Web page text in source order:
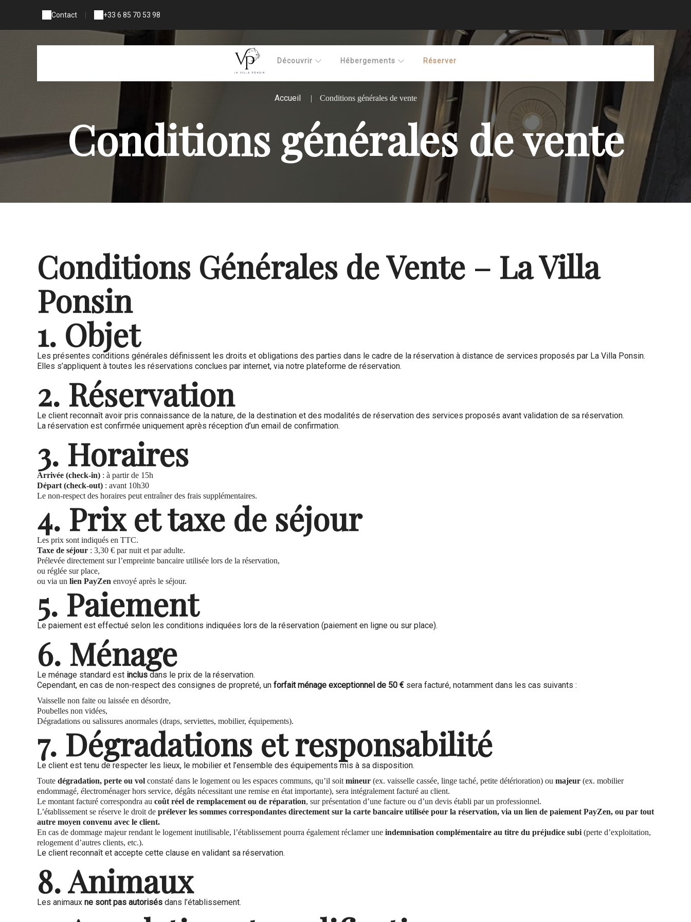
Contact +33 6 85 70 53 98
Découvrir Hébergements Réserver
Accueil Conditions générales de vente
Conditions générales de vente
Conditions Générales de Vente – La Villa
Ponsin
1. Objet
Les présentes conditions générales définissent les droits et obligations des parties dans le cadre de la réservation à distance de services proposés par La Villa Ponsin.
Elles s’appliquent à toutes les réservations conclues par internet, via notre plateforme de réservation.
2. Réservation
Le client reconnaît avoir pris connaissance de la nature, de la destination et des modalités de réservation des services proposés avant validation de sa réservation.
La réservation est confirmée uniquement après réception d’un email de confirmation.
3. Horaires
Arrivée (check-in) : à partir de 15h
Départ (check-out) : avant 10h30
Le non-respect des horaires peut entraîner des frais supplémentaires.
4. Prix et taxe de séjour
Les prix sont indiqués en TTC.
Taxe de séjour : 3,30 € par nuit et par adulte.
Prélevée directement sur l’empreinte bancaire utilisée lors de la réservation,
ou réglée sur place,
ou via un lien PayZen envoyé après le séjour.
5. Paiement
Le paiement est effectué selon les conditions indiquées lors de la réservation (paiement en ligne ou sur place).
6. Ménage
Le ménage standard est inclus dans le prix de la réservation.
Cependant, en cas de non-respect des consignes de propreté, un forfait ménage exceptionnel de 50 € sera facturé, notamment dans les cas suivants :
Vaisselle non faite ou laissée en désordre,
Poubelles non vidées,
Dégradations ou salissures anormales (draps, serviettes, mobilier, équipements).
7. Dégradations et responsabilité
Le client est tenu de respecter les lieux, le mobilier et l’ensemble des équipements mis à sa disposition.
Toute dégradation, perte ou vol constaté dans le logement ou les espaces communs, qu’il soit mineur (ex. vaisselle cassée, linge taché, petite détérioration) ou majeur (ex. mobilier
endommagé, électroménager hors service, dégâts nécessitant une remise en état importante), sera intégralement facturé au client.
Le montant facturé correspondra au coût réel de remplacement ou de réparation, sur présentation d’une facture ou d’un devis établi par un professionnel.
L’établissement se réserve le droit de prélever les sommes correspondantes directement sur la carte bancaire utilisée pour la réservation, via un lien de paiement PayZen, ou par tout
autre moyen convenu avec le client.
En cas de dommage majeur rendant le logement inutilisable, l’établissement pourra également réclamer une indemnisation complémentaire au titre du préjudice subi (perte d’exploitation,
relogement d’autres clients, etc.).
Le client reconnaît et accepte cette clause en validant sa réservation.
8. Animaux
Les animaux ne sont pas autorisés dans l’établissement.